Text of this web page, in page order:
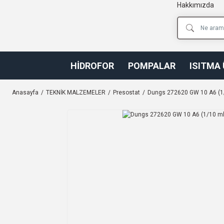
Hakkımızda
HİDROFOR POMPALAR ISITMA
Anasayfa TEKNİK MALZEMELER Presostat Dungs 272620 GW 10 A6